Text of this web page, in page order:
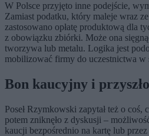
W Polsce przyjęto inne podejście,
Zamiast podatku, który maleje wraz
zastosowano opłatę produktową dla
z obowiązku zbiórki. Może ona
tworzywa lub metalu. Logika jest
mobilizować firmy do uczestnictwa w
Bon kaucyjny i
Poseł Rzymkowski zapytał też o coś,
potem zniknęło z dyskusji –
kaucji bezpośrednio na kartę lub